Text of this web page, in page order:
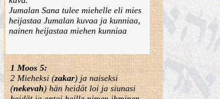
Jumalan Sana tulee miehelle eli mies
heijastaa Jumalan kuvaa ja kunniaa,
nainen heijastaa miehen kunniaa
1 Moos 5:
2 Mieheksi (zakar) ja naiseksi
(nekevah) hän heidät loi ja siunasi